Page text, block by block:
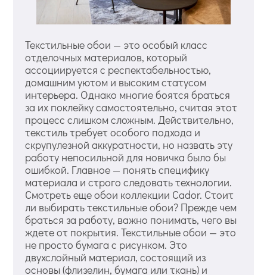
Текстильные обои — это особый класс
отделочных материалов, который
ассоциируется с респектабельностью,
домашним уютом и высоким статусом
интерьера. Однако многие боятся браться
за их поклейку самостоятельно, считая этот
процесс слишком сложным. Действительно,
текстиль требует особого подхода и
скрупулезной аккуратности, но назвать эту
работу непосильной для новичка было бы
ошибкой. Главное — понять специфику
материала и строго следовать технологии.
Смотреть еще обои коллекции Cador. Стоит
ли выбирать текстильные обои? Прежде чем
браться за работу, важно понимать, чего вы
ждете от покрытия. Текстильные обои — это
не просто бумага с рисунком. Это
двухслойный материал, состоящий из
основы (флизелин, бумага или ткань) и